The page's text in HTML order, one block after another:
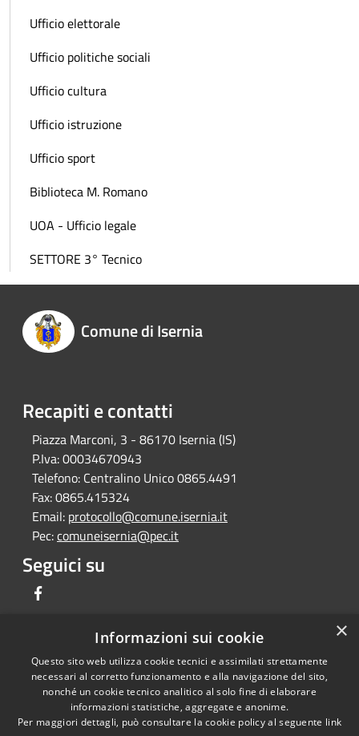
Ufficio elettorale
Ufficio politiche sociali
Ufficio cultura
Ufficio istruzione
Ufficio sport
Biblioteca M. Romano
UOA - Ufficio legale
SETTORE 3° Tecnico
Comune di Isernia
Recapiti e contatti
Piazza Marconi, 3 - 86170 Isernia (IS)
P.Iva:00034670943
Telefono: Centralino Unico 0865.4491
Fax:0865.415324
Email: protocollo@comune.isernia.it
Pec:comuneisernia@pec.it
Seguici su
RSS
Accessibilità
Cookie
Copyright © 2026 • Comune di
Isernia • Powered by
Municipium•Accesso
redazione
×
Informazioni sui cookie
Questo sito web utilizza cookie tecnici e assimilati strettamente
necessari al corretto funzionamento e alla navigazione del sito,
nonché un cookie tecnico analitico al solo fine di elaborare
informazioni statistiche, aggregate e anonime.
Per maggiori dettagli, può consultare la cookie policy al seguente link